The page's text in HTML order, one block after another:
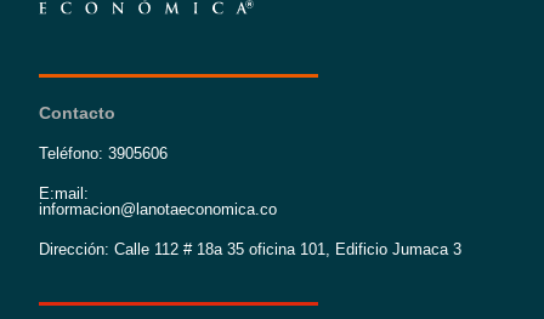
Contacto
Teléfono: 3905606
E:mail:
informacion@lanotaeconomica.co
Dirección: Calle 112 # 18a 35 oficina 101, Edificio Jumaca 3